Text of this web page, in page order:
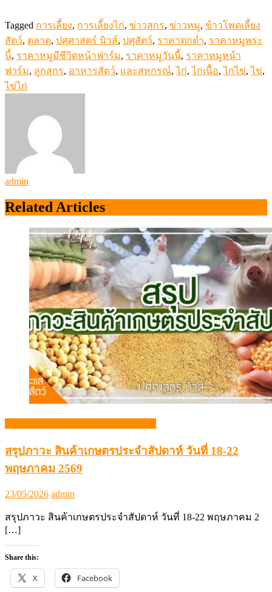
Tagged การเลี้ยง, การเลี้ยงไก่, ข่าวสุกร, ข่าวหมู, ข้าวโพดเลี้ยง
สัตว์, ตลาด, ปศุศาสตร์ นิวส์, ปศุสัตว์, ราคาตกต่ำ, ราคาหมูพระ
นี้, ราคาหมูมีชีวิตหน้าฟาร์ม, ราคาหมูวันนี้, ราคาหมูหน้า
ฟาร์ม, ลูกสุกร, อาหารสัตว์, และสหกรณ์,ไก่,ไก่เนื้อ,ไก่ไข่,ไข่,
ไข่ไก่
admin
Related Articles
สรุปภาวะ สินค้าเกษตรประจำสัปดาห์ วันที่ 18-22
พฤษภาคม 2569
Posted
23/05/2026 Author
admin
สรุปภาวะ สินค้าเกษตรประจำสัปดาห์ วันที่ 18-22 พฤษภาคม 2
[…]
Share this:
X Facebook